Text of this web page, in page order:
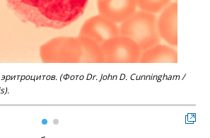
(Фото Dr. John D. Cunningham /